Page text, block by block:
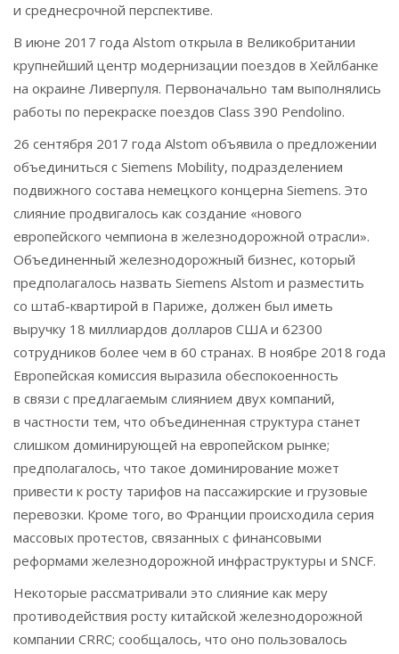
и среднесрочной перспективе.
В июне 2017 года Alstom открыла в Великобритании
крупнейший центр модернизации поездов в Хейлбанке
на окраине Ливерпуля. Первоначально там выполнялись
работы по перекраске поездов Class 390 Pendolino.
26 сентября 2017 года Alstom объявила о предложении
объединиться с Siemens Mobility, подразделением
подвижного состава немецкого концерна Siemens. Это
слияние продвигалось как создание «нового
европейского чемпиона в железнодорожной отрасли».
Объединенный железнодорожный бизнес, который
предполагалось назвать Siemens Alstom и разместить
со штаб-квартирой в Париже, должен был иметь
выручку 18 миллиардов долларов США и 62300
сотрудников более чем в 60 странах. В ноябре 2018 года
Европейская комиссия выразила обеспокоенность
в связи с предлагаемым слиянием двух компаний,
в частности тем, что объединенная структура станет
слишком доминирующей на европейском рынке;
предполагалось, что такое доминирование может
привести к росту тарифов на пассажирские и грузовые
перевозки. Кроме того, во Франции происходила серия
массовых протестов, связанных с финансовыми
реформами железнодорожной инфраструктуры и SNCF.
Некоторые рассматривали это слияние как меру
противодействия росту китайской железнодорожной
компании CRRC; сообщалось, что оно пользовалось